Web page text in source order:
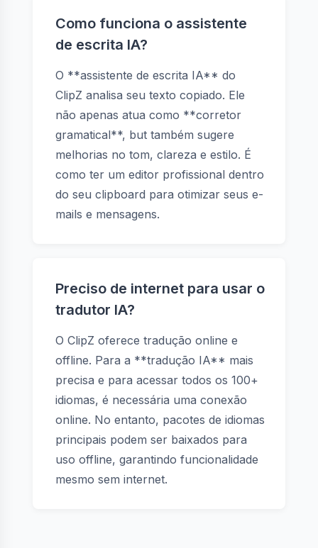
Como funciona o assistente
de escrita IA?
O **assistente de escrita IA** do
ClipZ analisa seu texto copiado. Ele
não apenas atua como **corretor
gramatical**, but também sugere
melhorias no tom, clareza e estilo. É
como ter um editor profissional dentro
do seu clipboard para otimizar seus e-
mails e mensagens.
Preciso de internet para usar o
tradutor IA?
O ClipZ oferece tradução online e
offline. Para a **tradução IA** mais
precisa e para acessar todos os 100+
idiomas, é necessária uma conexão
online. No entanto, pacotes de idiomas
principais podem ser baixados para
uso offline, garantindo funcionalidade
mesmo sem internet.